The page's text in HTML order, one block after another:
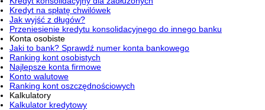
Kredyt na spłatę chwilówek
Jak wyjść z długów?
Przeniesienie kredytu konsolidacyjnego do innego banku
Konta osobiste
Jaki to bank? Sprawdź numer konta bankowego
Ranking kont osobistych
Najlepsze konta firmowe
Konto walutowe
Ranking kont oszczędnościowych
Kalkulatory
Kalkulator kredytowy